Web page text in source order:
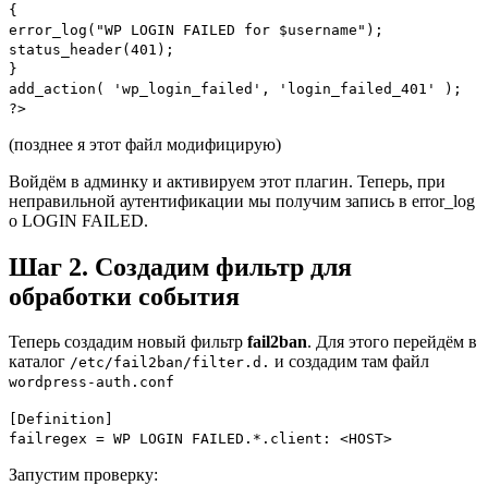
{
error_log("WP LOGIN FAILED for $username");
status_header(401);
}
add_action( 'wp_login_failed', 'login_failed_401' );
?>
(позднее я этот файл модифицирую)
Войдём в админку и активируем этот плагин. Теперь, при
неправильной аутентификации мы получим запись в error_log
о LOGIN FAILED.
Шаг 2. Создадим фильтр для
обработки события
Теперь создадим новый фильтр fail2ban. Для этого перейдём в
каталог /etc/fail2ban/filter.d. и создадим там файл
wordpress-auth.conf
[Definition]
failregex = WP LOGIN FAILED.*.client: <HOST>
Запустим проверку: